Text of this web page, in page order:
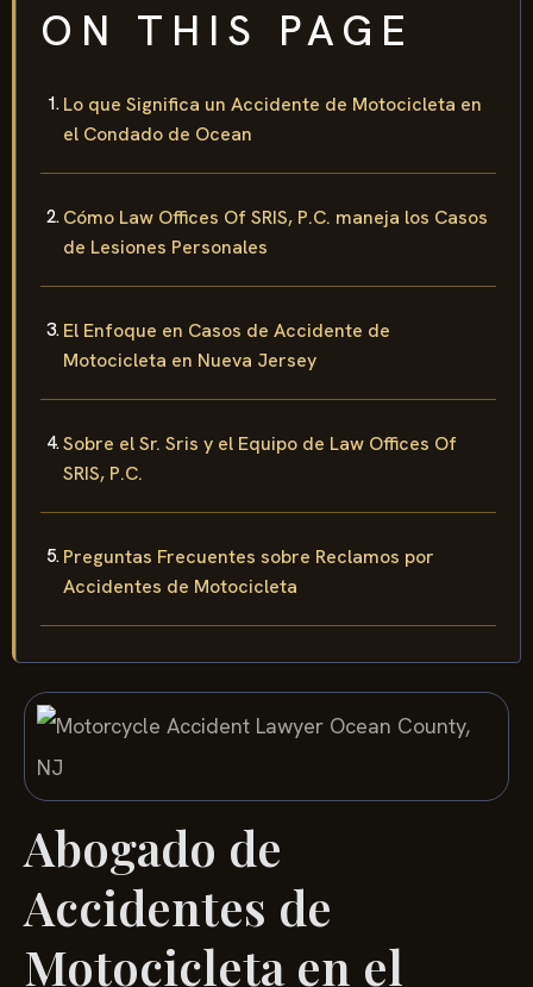
ON THIS PAGE
Lo que Significa un Accidente de Motocicleta en
el Condado de Ocean
Cómo Law Offices Of SRIS, P.C. maneja los Casos
de Lesiones Personales
El Enfoque en Casos de Accidente de
Motocicleta en Nueva Jersey
Sobre el Sr. Sris y el Equipo de Law Offices Of
SRIS, P.C.
Preguntas Frecuentes sobre Reclamos por
Accidentes de Motocicleta
Abogado de
Accidentes de
Motocicleta en el